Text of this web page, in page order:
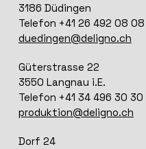
3186 Düdingen
Telefon +41 26 492 08 08
duedingen@deligno.ch
Güterstrasse 22
3550 Langnau i.E.
Telefon +41 34 496 30 30
produktion@deligno.ch
Dorf 24